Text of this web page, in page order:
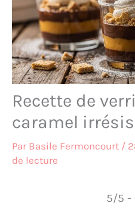
Recette de
caramel
Par Basile Fermoncourt /
de lecture
5/5 -